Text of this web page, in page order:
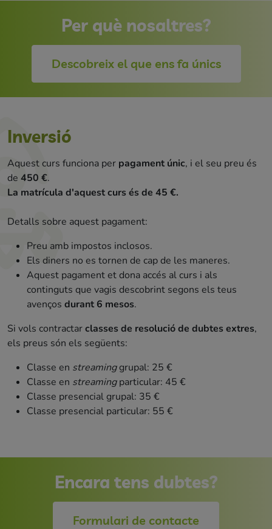
Per què nosaltres?
Descobreix el que ens fa únics
Inversió
Aquest curs funciona per pagament únic, i el seu preu és
de 450 €.
La matrícula d'aquest curs és de 45 €.
Detalls sobre aquest pagament:
Preu amb impostos inclosos.
Els diners no es tornen de cap de les maneres.
Aquest pagament et dona accés al curs i als
continguts que vagis descobrint segons els teus
avenços durant 6 mesos.
Si vols contractarclasses de resolució de dubtes extres,
els preus són els següents:
Classe en streaminggrupal: 25 €
Classe en streamingparticular: 45 €
Classe presencial grupal: 35 €
Classe presencial particular: 55 €
Encara tens dubtes?
Formulari de contacte